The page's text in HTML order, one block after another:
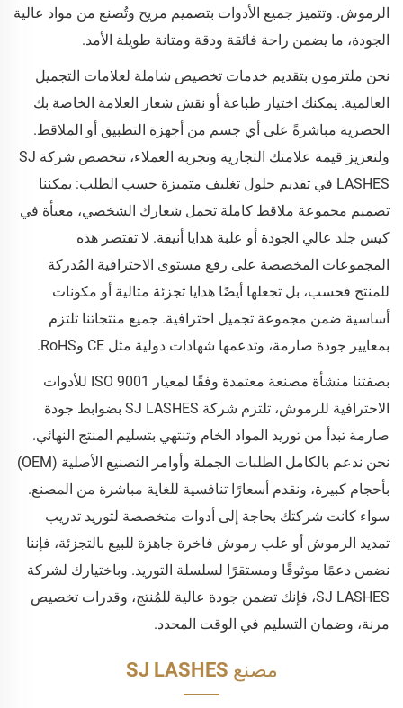
الرموش. وتتميز جميع الأدوات بتصميم مريح وتُصنع من مواد عالية
الجودة، ما يضمن راحة فائقة ودقة ومتانة طويلة الأمد.
نحن ملتزمون بتقديم خدمات تخصيص شاملة لعلامات التجميل
العالمية. يمكنك اختيار طباعة أو نقش شعار العلامة الخاصة بك
الحصرية مباشرةً على أي جسم من أجهزة التطبيق أو الملاقط.
ولتعزيز قيمة علامتك التجارية وتجربة العملاء، تتخصص شركة SJ
LASHES في تقديم حلول تغليف متميزة حسب الطلب: يمكننا
تصميم مجموعة ملاقط كاملة تحمل شعارك الشخصي، معبأة في
كيس جلد عالي الجودة أو علبة هدايا أنيقة. لا تقتصر هذه
المجموعات المخصصة على رفع مستوى الاحترافية المُدركة
للمنتج فحسب، بل تجعلها أيضًا هدايا تجزئة مثالية أو مكونات
أساسية ضمن مجموعة تجميل احترافية. جميع منتجاتنا تلتزم
بمعايير جودة صارمة، وتدعمها شهادات دولية مثل CE وRoHS.
بصفتنا منشأة مصنعة معتمدة وفقًا لمعيار ISO 9001 للأدوات
الاحترافية للرموش، تلتزم شركة SJ LASHES بضوابط جودة
صارمة تبدأ من توريد المواد الخام وتنتهي بتسليم المنتج النهائي.
نحن ندعم بالكامل الطلبات الجملة وأوامر التصنيع الأصلية (OEM)
بأحجام كبيرة، ونقدم أسعارًا تنافسية للغاية مباشرة من المصنع.
سواء كانت شركتك بحاجة إلى أدوات متخصصة لتوريد تدريب
تمديد الرموش أو علب رموش فاخرة جاهزة للبيع بالتجزئة، فإننا
نضمن دعمًا موثوقًا ومستقرًا لسلسلة التوريد. وباختيارك لشركة
SJ LASHES، فإنك تضمن جودة عالية للمُنتج، وقدرات تخصيص
مرنة، وضمان التسليم في الوقت المحدد.
مصنع SJ LASHES